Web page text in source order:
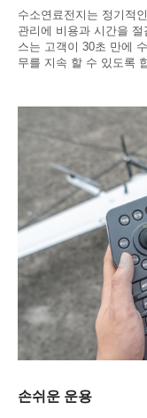
수소연료전지는 정기적
관리에 비용과 시간을
스는 고객이 30초 만에
무를 지속 할 수 있도록
손쉬운 운용